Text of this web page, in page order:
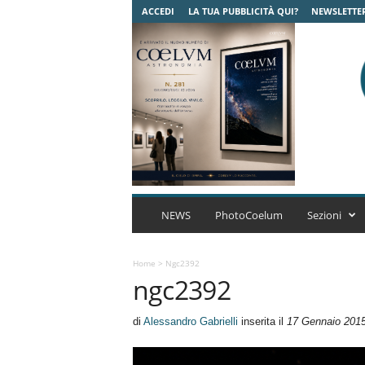
ACCEDI LA TUA PUBBLICITÀ QUI?
C
r
NEWS PhotoCoelum Sezioni
Home > Ngc2392
ngc2392
di Alessandro Gabrielli inserita il 17 Gennaio